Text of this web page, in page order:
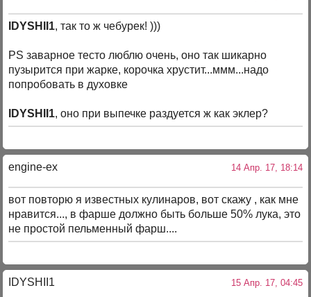
IDYSHII1, так то ж чебурек! )))
PS заварное тесто люблю очень, оно так шикарно
пузырится при жарке, корочка хрустит...ммм...надо
попробовать в духовке
IDYSHII1, оно при выпечке раздуется ж как эклер?
engine-ex 14 Апр. 17, 18:14
вот повторю я известных кулинаров, вот скажу , как мне
нравится..., в фарше должно быть больше 50% лука, это
не простой пельменный фарш....
IDYSHII1 15 Апр. 17, 04:45